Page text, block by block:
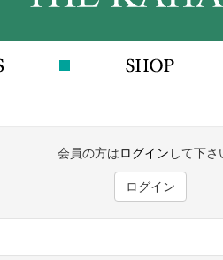
会員の方はログイン して下さ
ログイン